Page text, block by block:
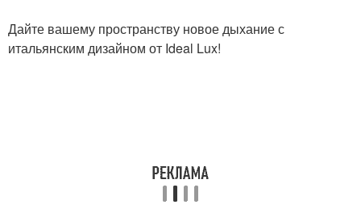
Дайте вашему пространству новое дыхание с
итальянским дизайном от Ideal Lux!